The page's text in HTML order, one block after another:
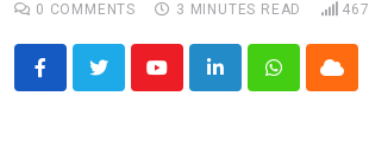
0 COMMENTS 3 MINUTES READ 467
YoutubeLinkedInWhatsappCloud